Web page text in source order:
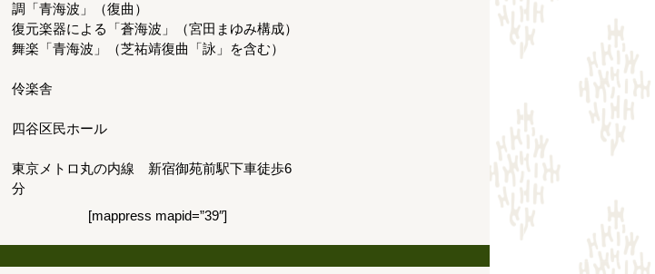
調「青海波」（復曲）
復元楽器による「蒼海波」（宮田まゆみ構成）
舞楽「青海波」（芝祐靖復曲「詠」を含む）
伶楽舎
四谷区民ホール
東京メトロ丸の内線 新宿御苑前駅下車徒歩6
分
[mappress mapid=”39″]